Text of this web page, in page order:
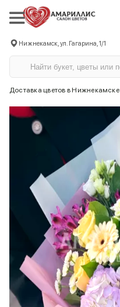
Нижнекамск, ул. Гагарина, 1/1
Доставка цветов в Нижнекамске